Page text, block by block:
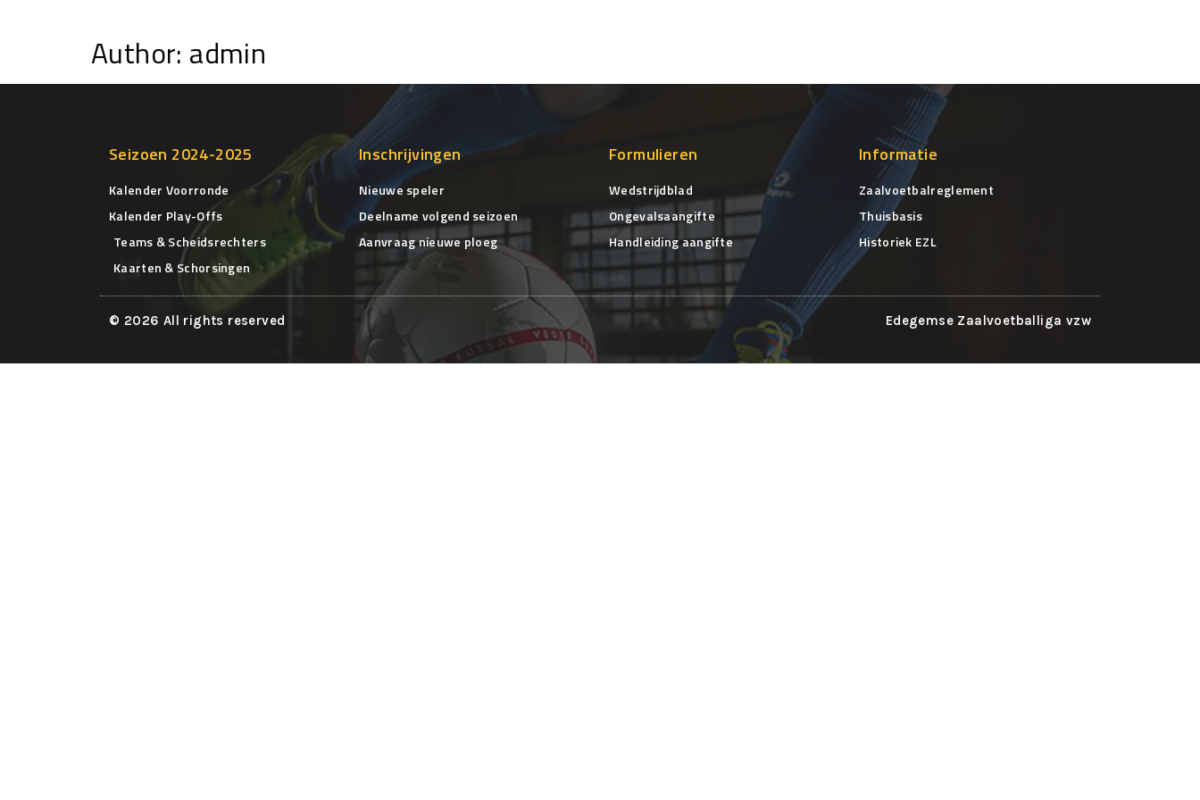
Author: admin
Seizoen 2024-2025
Kalender Voorronde
Kalender Play-Offs
Teams & Scheidsrechters
Kaarten & Schorsingen
Inschrijvingen
Nieuwe speler
Deelname volgend seizoen
Aanvraag nieuwe ploeg
Formulieren
Wedstrijdblad
Ongevalsaangifte
Handleiding aangifte
Informatie
Zaalvoetbalreglement
Thuisbasis
Historiek EZL
© 2026 All rights reserved Edegemse Zaalvoetballiga vzw